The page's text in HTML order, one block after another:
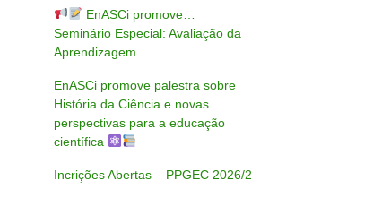
EnASCi promove…
Seminário Especial: Avaliação da
Aprendizagem
EnASCi promove palestra sobre
História da Ciência e novas
perspectivas para a educação
científica
Incrições Abertas – PPGEC 2026/2